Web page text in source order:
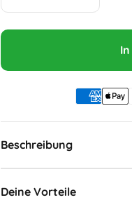
Beschreibung
Deine Vorteile